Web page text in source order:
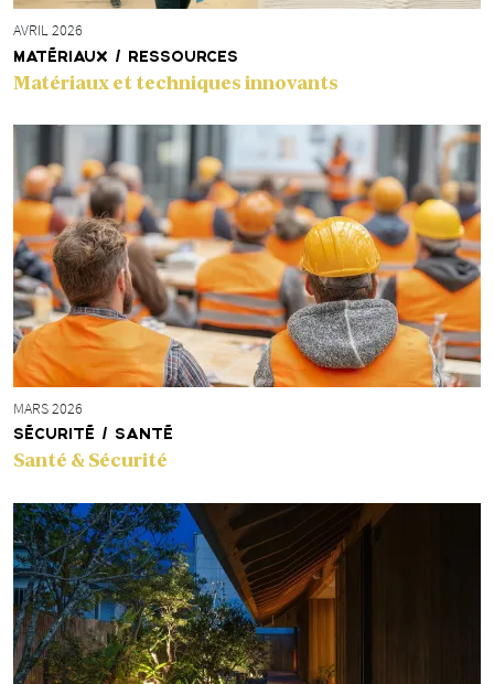
AVRIL 2026
MATÉRIAUX / RESSOURCES
Matériaux et techniques innovants
MARS 2026
SÉCURITÉ / SANTÉ
Santé & Sécurité